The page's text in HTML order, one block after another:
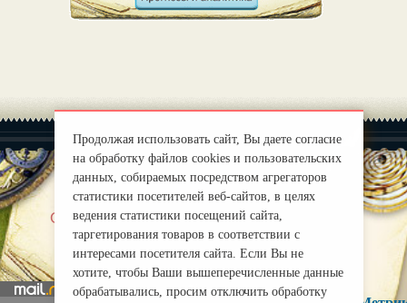
О нас |
mirprognoz@mail.ru
Продолжая использовать сайт, Вы даете согласие
на обработку файлов cookies и пользовательских
данных, собираемых посредством агрегаторов
статистики посетителей веб-сайтов, в целях
ведения статистики посещений сайта,
таргетирования товаров в соответствии с
интересами посетителя сайта. Если Вы не
хотите, чтобы Ваши вышеперечисленные данные
обрабатывались, просим отключить обработку